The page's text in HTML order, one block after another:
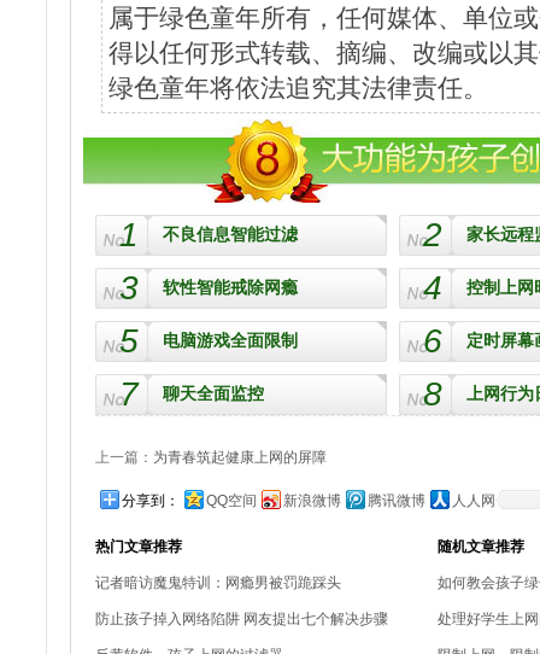
属于绿色童年所有，任何媒体、单位
得以任何形式转载、摘编、改编或以
绿色童年将依法追究其法律责任。
1 不良信息智能过滤 2 家长远程
3 软性智能戒除网瘾 4 控制上网
5 电脑游戏全面限制 6 定时屏幕
7 聊天全面监控 8 上网行为
上一篇： 为青春筑起健康上网的屏障
分享到： QQ空间 新浪微博 腾讯微博 人人网
热门文章推荐
记者暗访魔鬼特训：网瘾男被罚跪踩头
防止孩子掉入网络陷阱 网友提出七个解决步骤
随机文章推荐
如何教会孩子
处理好学生上